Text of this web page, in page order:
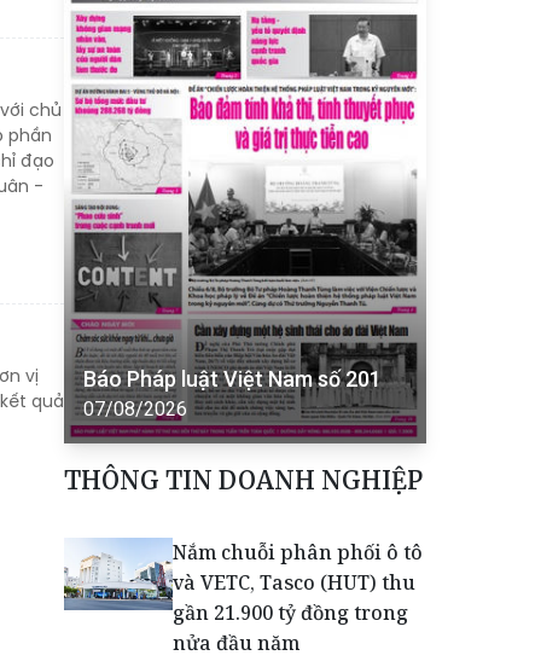
chủ
phần
đạo
-
vị
quả
Báo Pháp luật Việt Nam số 201
07/08/2026
THÔNG TIN DOANH NGHIỆP
Nắm chuỗi phân phối ô tô
và VETC, Tasco (HUT) thu
gần 21.900 tỷ đồng trong
nửa đầu năm